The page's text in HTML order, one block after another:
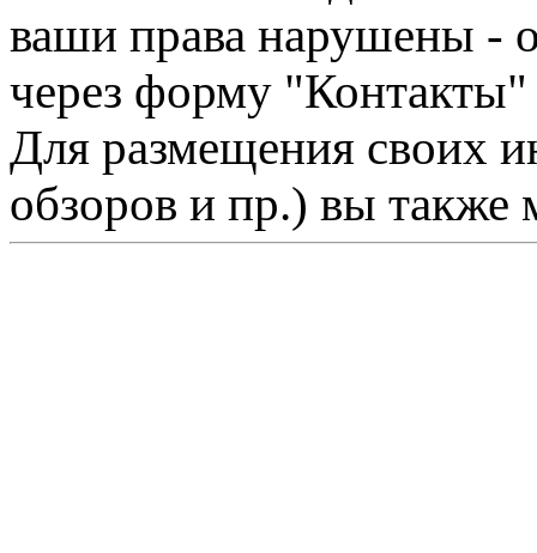
ваши права нарушены -
через форму "Контакты"
Для размещения своих
обзоров и пр.) вы также